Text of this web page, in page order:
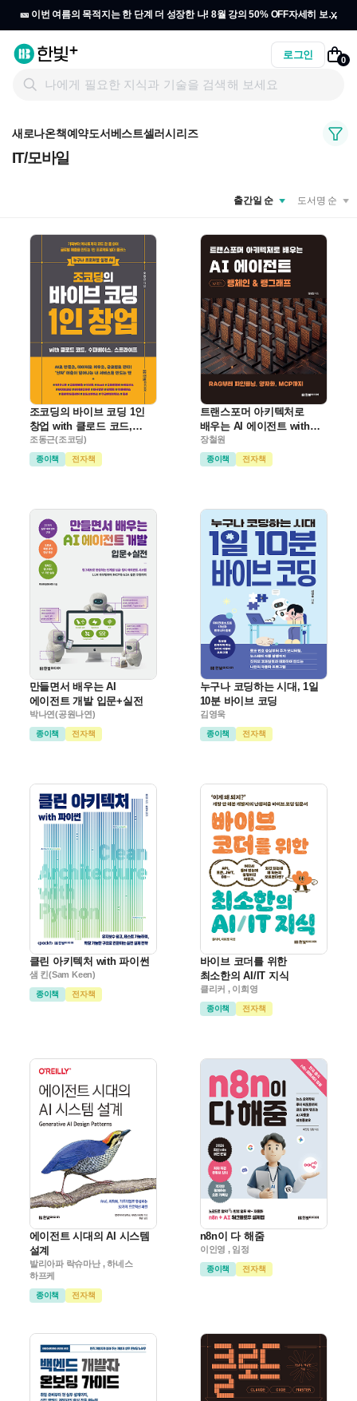
🎫 이번 여름의 목적지는 한 단계 더 성장한 나! 8월 강의 50% OFF자세히 보기
x
로그인 0
새로나온책예약도서베스트셀러시리즈
IT/모바일
도서명 순
출간일 순
조코딩의 바이브 코딩 1인
창업 with 클로드 코드,
수파베이스, 스트라이프
조동근(조코딩)
종이책 전자책
트랜스포머 아키텍처로
배우는 AI 에이전트 with
랭체인 & 랭그래프
장철원
종이책 전자책
만들면서 배우는 AI
에이전트 개발 입문+실전
박나연(공원나연)
종이책 전자책
누구나 코딩하는 시대, 1일
10분 바이브 코딩
김영욱
종이책 전자책
클린 아키텍처 with 파이썬
샘 킨(Sam Keen)
종이책 전자책
바이브 코더를 위한
최소한의 AI/IT 지식
클리커 , 이희영
종이책 전자책
에이전트 시대의 AI 시스템
설계
발리아파 락슈마난 , 하네스
하프케
종이책 전자책
n8n이 다 해줌
이인영 , 임정
종이책 전자책